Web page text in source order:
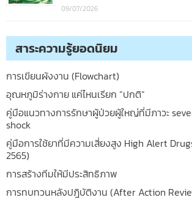
09/07/2026
สาระความรู้ยอดนิยม
การเขียนผังงาน (Flowchart)
อุณหภูมิร่างกาย แค่ไหนเรียก “ปกติ”
คู่มือแนวทางการรักษาผู้ป่วยผู้ใหญ่ที่มีภาวะ
shock
คู่มือการใช้ยาที่มีความเสี่ยงสูง High Alert
2565)
การสร้างทีมให้มีประสิทธิภาพ
การทบทวนหลังปฎิบัติงาน (After Action